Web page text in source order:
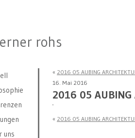
rohs
uns
« 2016 05 AUBING
16. Mai 2016
2016 05 AUBING
« 2016 05 AUBING